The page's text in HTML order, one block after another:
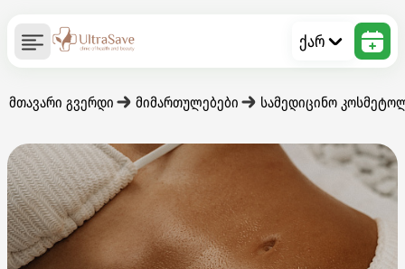
ქარ
მთავარი გვერდი მიმართულებები სამედიცინო